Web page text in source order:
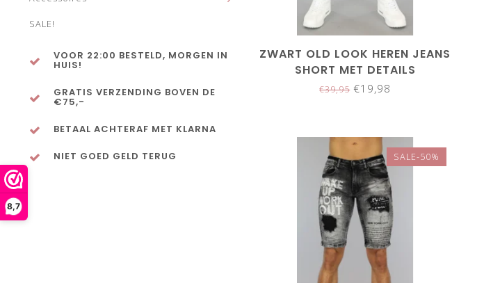
8,7
SALE!
VOOR 22:00 BESTELD, MORGEN IN
HUIS!
GRATIS VERZENDING BOVEN DE
€75,-
BETAAL ACHTERAF MET KLARNA
NIET GOED GELD TERUG
ZWART OLD LOOK HEREN JEANS
SHORT MET DETAILS
€39,95€19,98
SALE-50%